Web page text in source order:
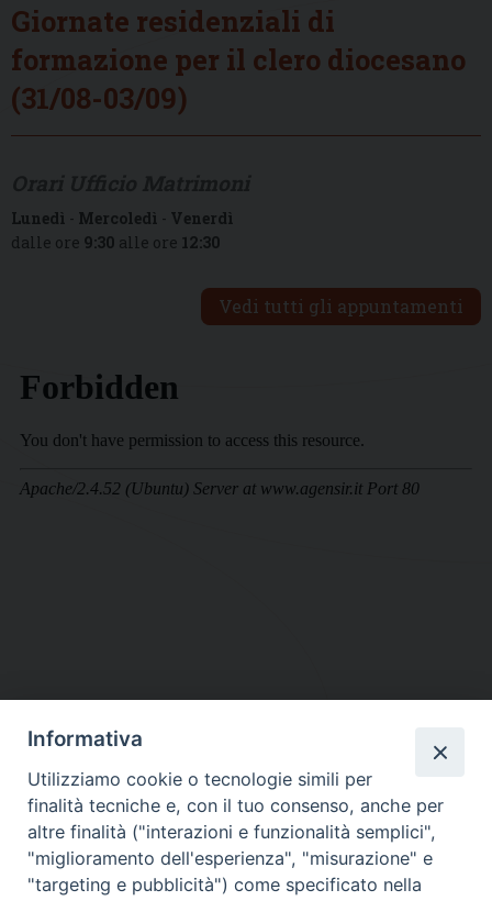
Giornate residenziali di
formazione per il clero diocesano
(31/08-03/09)
Lunedì - Mercoledì - Venerdì
dalle ore 9:30 alle ore 12:30
Vedi tutti gli appuntamenti
DIOCESI SUBURBICARIA DI ALBANO
Contatti:Tel.: 06.93268401 - Fax.: 06.9323844
E-mail:curia@diocesidialbano.it
Orari: dal Lunedì al Venerdì Ore: 9:00 - 13:00
Informativa
Utilizziamo cookie o tecnologie simili per
finalità tecniche e, con il tuo consenso, anche per
altre finalità ("interazioni e funzionalità semplici",
"miglioramento dell'esperienza", "misurazione" e
"targeting e pubblicità") come specificato nella